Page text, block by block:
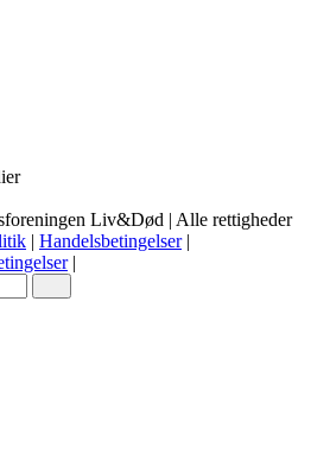
Liv&Død | Alle rettigheder
| Handelsbetingelser|
|